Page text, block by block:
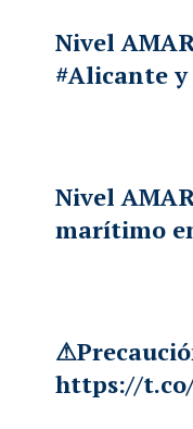
Nivel
#Alicante
Nivel
marítimo
https://t.co/